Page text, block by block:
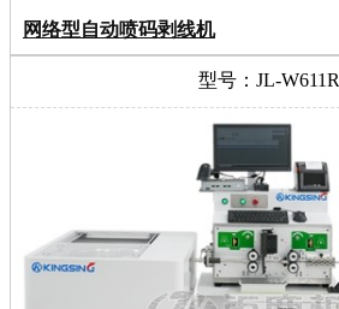
网络型自动喷码剥线机
型号：JL-W611R